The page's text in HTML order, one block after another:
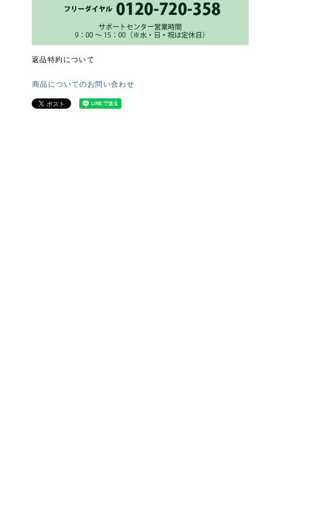
返品特約について
商品についてのお問い合わせ